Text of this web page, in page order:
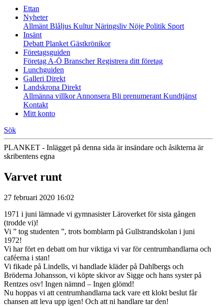
Ettan
Nyheter
Allmänt Blåljus KulturNäringsliv Nöje Politik Sport
Insänt
Debatt Planket Gästkrönikor
Företagsguiden
Företag A-Ö BranscherRegistrera ditt företag
Lunchguiden
Galleri Direkt
Landskrona Direkt
Allmänna villkorAnnonsera Bli prenumerant Kundtjänst
Kontakt
Mitt konto
Sök
PLANKET - Inlägget på denna sida är insändare och åsikterna är
skribentens egna
Varvet runt
27 februari 2020 16:02
1971 i juni lämnade vi gymnasister Läroverket för sista gången
(trodde vi)!
Vi ” tog studenten ”, trots bomblarm på Gullstrandskolan i juni
1972!
Vi har fört en debatt om hur viktiga vi var för centrumhandlarna och
caféerna i stan!
Vi fikade på Lindells, vi handlade kläder på Dahlbergs och
Bröderna Johansson, vi köpte skivor av Sigge och hans syster på
Rentzes osv! Ingen nämnd – Ingen glömd!
Nu hoppas vi att centrumhandlarna tack vare ett klokt beslut får
chansen att leva upp igen! Och att ni handlare tar den!